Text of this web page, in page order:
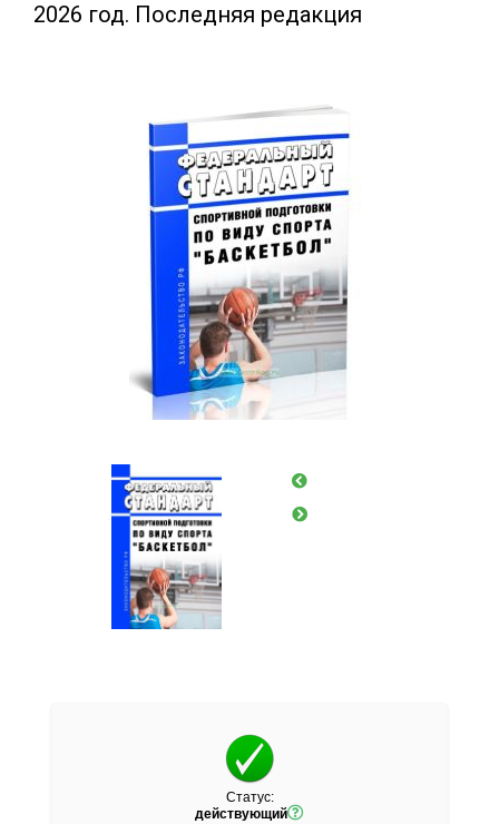
2026 год. Последняя редакция
Статус:
действующий